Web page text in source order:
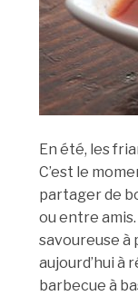
En été, les
C’est le
partager de
ou entre
savoureuse à
aujourd’hui à
barbecue à